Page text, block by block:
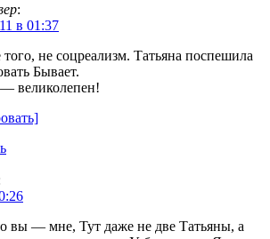
:
в 01:37
не соцреализм. Татьяна поспешила
Бывает.
— великолепен!
вы — мне, Тут даже не две Татьяны, а